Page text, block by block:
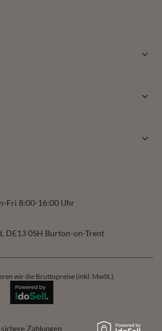
Fri 8:00-16:00 Uhr
, DE13 0SH Burton-on-Trent
wir die Bruttopreise (inkl. MwSt.).
sichere Zahlungen